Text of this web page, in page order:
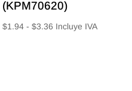
(KPM70620)
$1.94 - $3.36 Rango
Incluye IVA